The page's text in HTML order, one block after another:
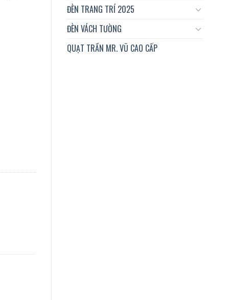
ĐÈN TRANG TRÍ 2025
ĐÈN VÁCH TƯỜNG
QUẠT TRẦN MR. VŨ CAO CẤP